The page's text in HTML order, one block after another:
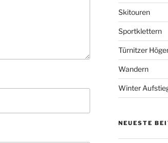
Skitouren
Sportklettern
Türnitzer
Wandern
Winter
NEUESTE